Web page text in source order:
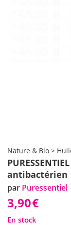
Nature & Bio >
antibactérien
par Puressentiel
3,90€
En stock